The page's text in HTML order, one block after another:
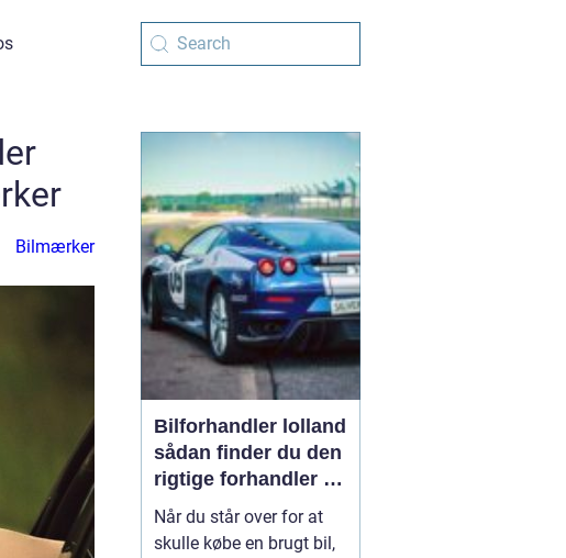
Bilmærker
Bilforhandler lolland
sådan finder du den
rigtige forhandler til
din næste bil
Når du står over for at
skulle købe en brugt bil,